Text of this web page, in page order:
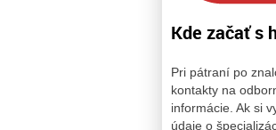
Kde začať s
Pri pátraní po
kontakty na
informácie. Ak si
údaje o